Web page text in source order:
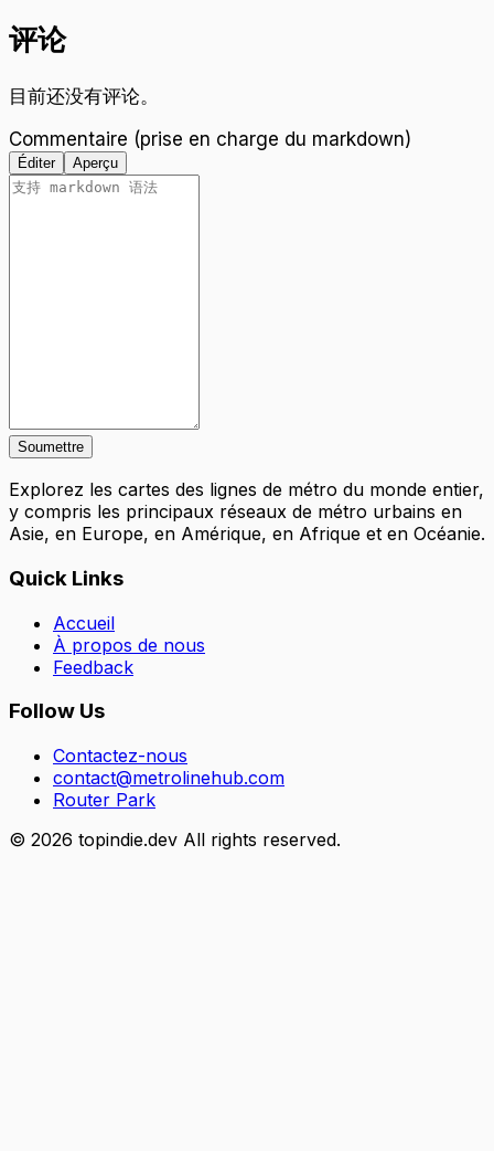
评论
目前还没有评论。
Commentaire (prise en charge du markdown)
Éditer Aperçu
Soumettre
Explorez les cartes des lignes de métro du monde entier,
y compris les principaux réseaux de métro urbains en
Asie, en Europe, en Amérique, en Afrique et en Océanie.
Quick Links
Accueil
À propos de nous
Feedback
Follow Us
Contactez-nous
contact@metrolinehub.com
Router Park
© 2026 topindie.dev All rights reserved.